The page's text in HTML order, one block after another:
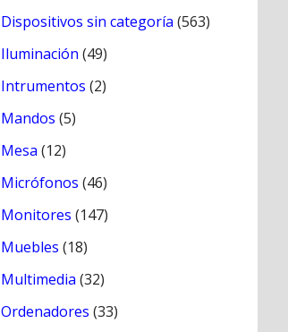
Dispositivos sin categoría (563)
Iluminación (49)
Intrumentos (2)
Mandos (5)
Mesa (12)
Micrófonos (46)
Monitores (147)
Muebles (18)
Multimedia (32)
Ordenadores (33)